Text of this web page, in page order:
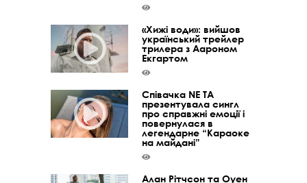
«Хижі води»: вийшов
український трейлер
трилера з Аароном
Екгартом
Співачка NE TA
презентувала сингл
про справжні емоції і
повернулася в
легендарне “Караоке
на майдані”
Алан Рітчсон та Оуен